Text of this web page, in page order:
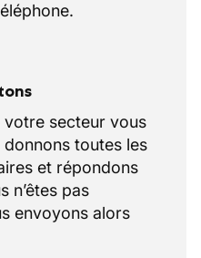
secteur vous
toutes les
et répondons
n’êtes pas
envoyons alors